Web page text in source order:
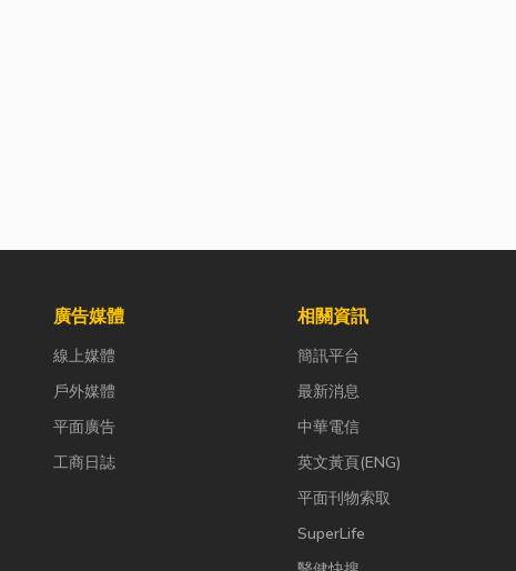
廣告媒體
線上媒體
戶外媒體
平面廣告
工商日誌
相關資訊
簡訊平台
最新消息
中華電信
英文黃頁(ENG)
平面刊物索取
SuperLife